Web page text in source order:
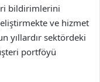
bildirimlerini
ve hizmet
yıllardır sektördeki
portföyü